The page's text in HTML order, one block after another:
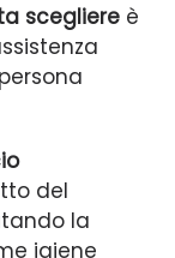
scegliere è
del
la
igiene